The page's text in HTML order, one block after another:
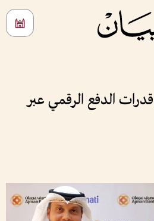
الدفع الرقمي عبر